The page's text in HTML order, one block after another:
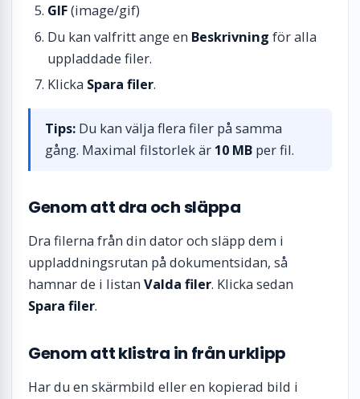
GIF(image/gif)
Du kan valfritt ange en Beskrivning för alla
uppladdade filer.
Klicka Spara filer.
Tips:Du kan välja flera filer på samma
gång. Maximal filstorlek är 10 MBper fil.
Genom att dra och släppa
Dra filerna från din dator och släpp dem i
uppladdningsrutan på dokumentsidan, så
hamnar de i listan Valda filer. Klicka sedan
Spara filer.
Genom att klistra in från urklipp
Har du en skärmbild eller en kopierad bild i